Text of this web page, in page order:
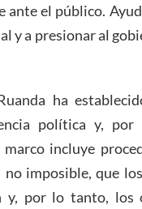
ante el público.
y a presionar al
ha
política y,
incluye
imposible, que
y, por lo tanto, los